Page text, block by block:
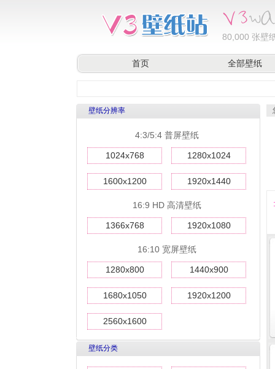
80,000 张壁
首页 全部壁纸
壁纸分辨率
4:3/5:4 普屏壁纸
1024x768 1280x1024
1600x1200 1920x1440
16:9 HD 高清壁纸
1366x768 1920x1080
16:10 宽屏壁纸
1280x800 1440x900
1680x1050 1920x1200
2560x1600
壁纸分类